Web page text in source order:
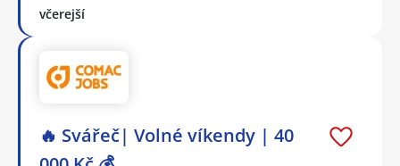
včerejší
🔥 Svářeč| Volné víkendy | 40